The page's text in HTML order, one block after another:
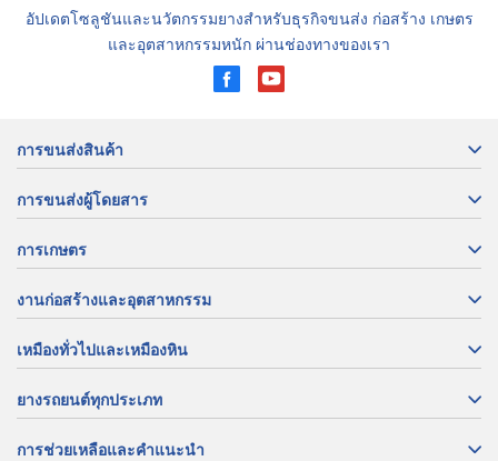
อัปเดตโซลูชันและนวัตกรรมยางสำหรับธุรกิจขนส่ง ก่อสร้าง เกษตร
และอุตสาหกรรมหนัก ผ่านช่องทางของเรา
การขนส่งสินค้า
การขนส่งผู้โดยสาร
การเกษตร
งานก่อสร้างและอุตสาหกรรม
เหมืองทั่วไปและเหมืองหิน
ยางรถยนต์ทุกประเภท
การช่วยเหลือและคำแนะนำ